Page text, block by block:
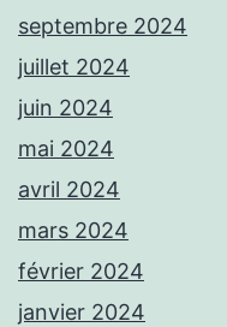
septembre 2024
juillet 2024
juin 2024
mai 2024
avril 2024
mars 2024
février 2024
janvier 2024